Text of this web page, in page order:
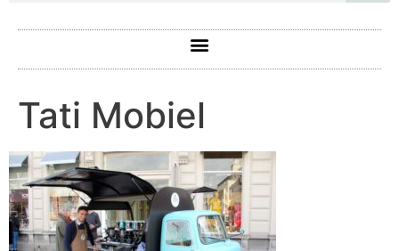
Tati Mobiel